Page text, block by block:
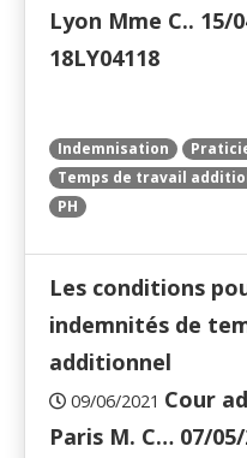
Lyon Mme C.. 15/
18LY04118
Indemnisation
Temps de travail
PH
Les conditions
indemnités de
additionnel
09/06/2021 Cour
Paris M. C… 07/